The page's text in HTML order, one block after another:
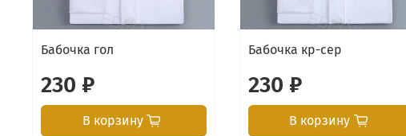
Бабочка гол
230 ₽
В корзину
Бабочка кр-сер
230 ₽
В корзину